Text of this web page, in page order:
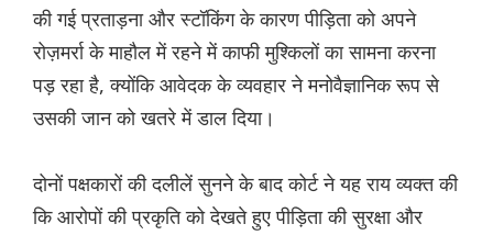
की गई प्रताड़ना और स्टॉकिंग के कारण पीड़िता को अपने
रोज़मर्रा के माहौल में रहने में काफी मुश्किलों का सामना करना
पड़ रहा है, क्योंकि आवेदक के व्यवहार ने मनोवैज्ञानिक रूप से
उसकी जान को खतरे में डाल दिया।
दोनों पक्षकारों की दलीलें सुनने के बाद कोर्ट ने यह राय व्यक्त की
कि आरोपों की प्रकृति को देखते हुए पीड़िता की सुरक्षा और